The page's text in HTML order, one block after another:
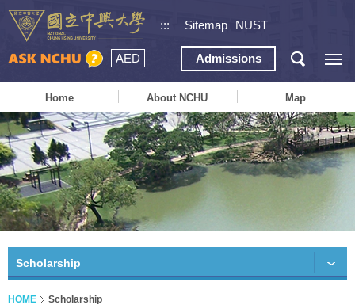
::: Sitemap NUST
AED Admissions
Home About NCHU Map
Scholarship
HOME Scholarship